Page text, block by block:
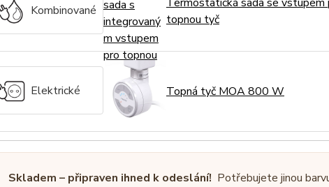
Kombinované
topnou tyč
Elektrické Topná tyč MOA 800 W
Skladem – připraven ihned k odeslání! Potřebujete jinou